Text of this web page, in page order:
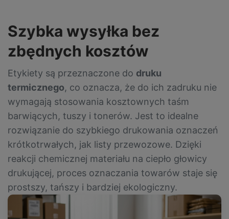
Szybka wysyłka bez
zbędnych kosztów
Etykiety są przeznaczone do druku
termicznego, co oznacza, że do ich zadruku nie
wymagają stosowania kosztownych taśm
barwiących, tuszy i tonerów. Jest to idealne
rozwiązanie do szybkiego drukowania oznaczeń
krótkotrwałych, jak listy przewozowe. Dzięki
reakcji chemicznej materiału na ciepło głowicy
drukującej, proces oznaczania towarów staje się
prostszy, tańszy i bardziej ekologiczny.